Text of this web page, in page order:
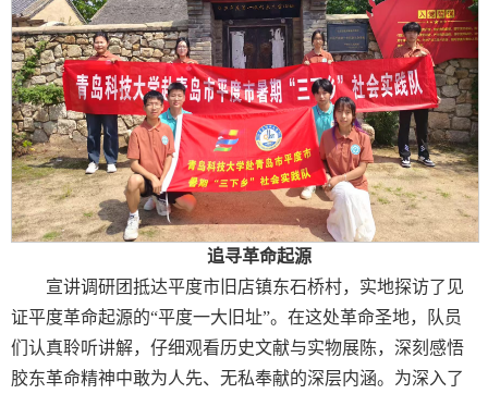
追寻革命起源
宣讲调研团抵达平度市旧店镇东石桥村，实地探访了见
证平度革命起源的“平度一大旧址”。在这处革命圣地，队员
们认真聆听讲解，仔细观看历史文献与实物展陈，深刻感悟
胶东革命精神中敢为人先、无私奉献的深层内涵。为深入了